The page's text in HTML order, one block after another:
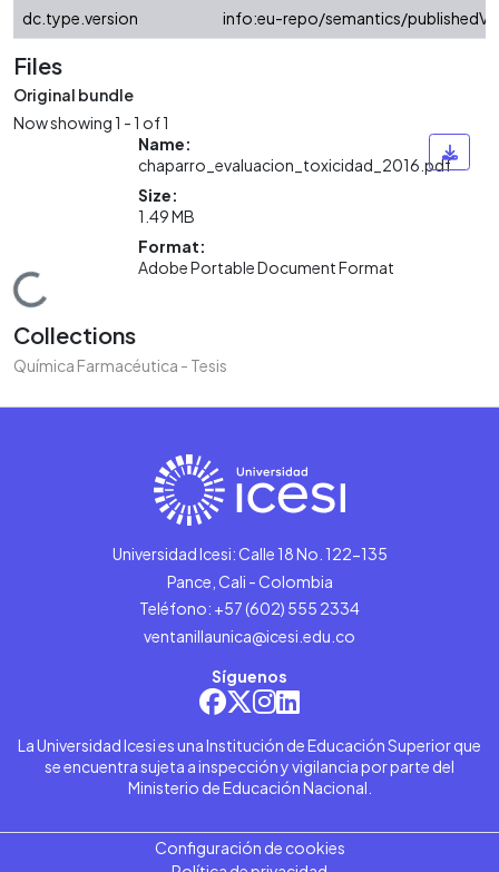
dc.type.version
info:eu-repo/semantics/
Files
Original bundle
Now showing1 - 1 of 1
Name:
chaparro_evaluacion_toxicidad_2016.pdf
Size:
1.49 MB
Format:
Adobe Portable Document Format
Collections
Química Farmacéutica - Tesis
Universidad Icesi: Calle 18 No. 122-135
Pance, Cali - Colombia
Teléfono: +57 (602) 555 2334
ventanillaunica@icesi.edu.co
Síguenos
La Universidad Icesi es una Institución de Educación Superior que
se encuentra sujeta a inspección y vigilancia por parte del
Ministerio de Educación Nacional.
Configuración de cookies